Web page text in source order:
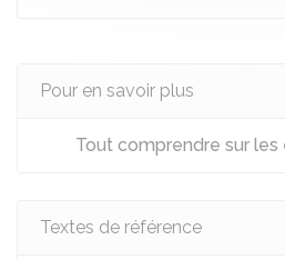
Pour en savoir plus
Tout comprendre sur
Textes de référence